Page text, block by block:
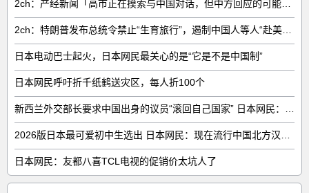
日本电动巴士起火，日本网民最关心的是“它是不是中国制”
日本网民呼吁折千纸鹤送灾区，每人折100个
日本网民：友都八喜TCL电视的促销价太坑人了